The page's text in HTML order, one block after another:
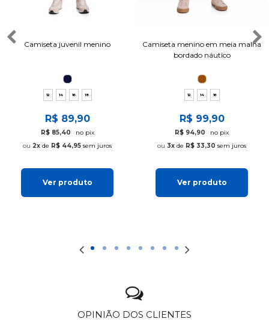
Camiseta juvenil menino
12 14 16 18
R$ 89,90
R$ 85,40
no pix
2x de R$ 44,95 sem juros
Ver produto
Camiseta menino em meia malha
bordado náutico
12 14 16
R$ 99,90
R$ 94,90
no pix
3x de R$ 33,30 sem juros
Ver produto
OPINIÃO DOS CLIENTES